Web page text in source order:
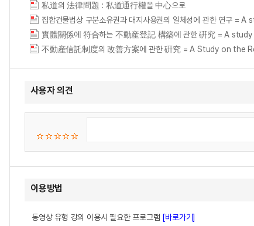
私道의 法律問題 : 私道通行權을 中心으로
집합건물법상 구분소유권과 대지사용권의 일체성에 관한
實體關係에 符合하는 不動産登記 構築에 관한 硏究 = A
不動産信託制度의 改善方案에 관한 硏究 = A Study on the
사용자 의견
이용방법
동영상 유형 강의 이용시 필요한 프로그램 [바로가기]